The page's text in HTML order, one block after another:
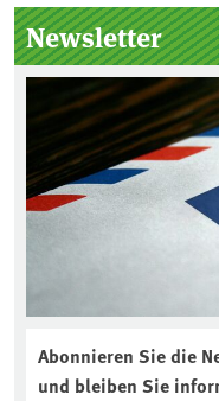
Seitenleiste
Newsletter
Abonnieren Sie die
und bleiben Sie